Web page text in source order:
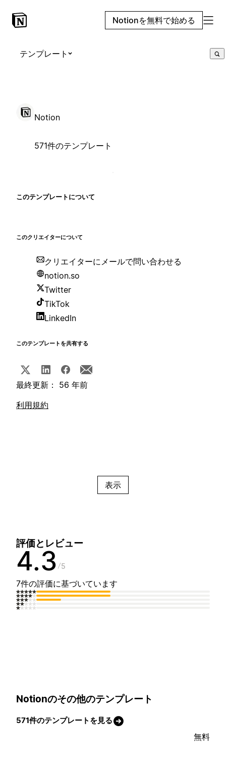
Notionを無料で始める
テンプレート
Notion
571件のテンプレート
このテンプレートについて
このクリエイターについて
クリエイターにメールで問い合わせる
notion.so
Twitter
TikTok
LinkedIn
このテンプレートを共有する
最終更新： 56 年前
利用規約
表示
評価とレビュー
4.3 5
7件の評価に基づいています
Notionのその他のテンプレート
571件のテンプレートを見る
無料